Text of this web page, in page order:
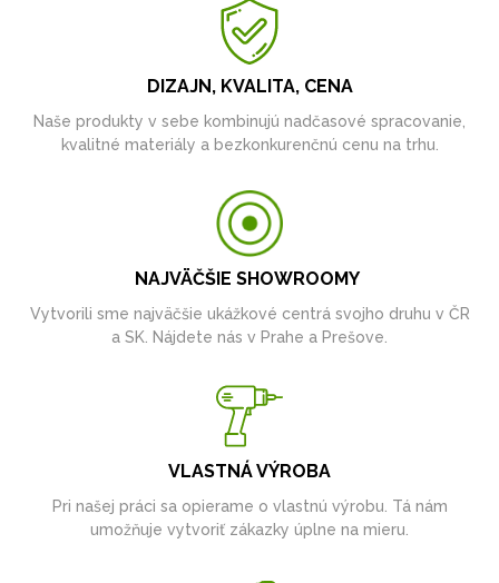
DIZAJN, KVALITA, CENA
Naše produkty v sebe kombinujú nadčasové spracovanie,
kvalitné materiály a bezkonkurenčnú cenu na trhu.
NAJVÄČŠIE SHOWROOMY
Vytvorili sme najväčšie ukážkové centrá svojho druhu v ČR
a SK. Nájdete nás v Prahe a Prešove.
VLASTNÁ VÝROBA
Pri našej práci sa opierame o vlastnú výrobu. Tá nám
umožňuje vytvoriť zákazky úplne na mieru.